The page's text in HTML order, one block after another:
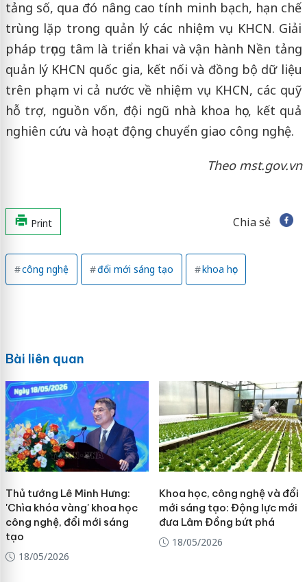
tảng số, qua đó nâng cao tính minh bạch, hạn chế
trùng lặp trong quản lý các nhiệm vụ KHCN. Giải
pháp trọng tâm là triển khai và vận hành Nền tảng
quản lý KHCN quốc gia, kết nối và đồng bộ dữ liệu
trên phạm vi cả nước về nhiệm vụ KHCN, các quỹ
hỗ trợ, nguồn vốn, đội ngũ nhà khoa học, kết quả
nghiên cứu và hoạt động chuyển giao công nghệ.
Theo mst.gov.vn
Print Chia sẻ
công nghệ đổi mới sáng tạo khoa học
Bài liên quan
Thủ tướng Lê Minh Hưng:
'Chìa khóa vàng' khoa học
công nghệ, đổi mới sáng
tạo
18/05/2026
Khoa học, công nghệ và đổi
mới sáng tạo: Động lực mới
đưa Lâm Đồng bứt phá
18/05/2026